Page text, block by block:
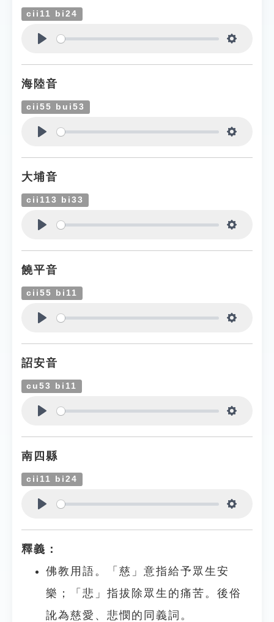
cii11 bi24
海陸音
cii55 bui53
大埔音
cii113 bi33
饒平音
cii55 bi11
詔安音
cu53 bi11
南四縣
cii11 bi24
釋義：
佛教用語。「慈」意指給予眾生安
樂；「悲」指拔除眾生的痛苦。後俗
訛為慈愛、悲憫的同義詞。